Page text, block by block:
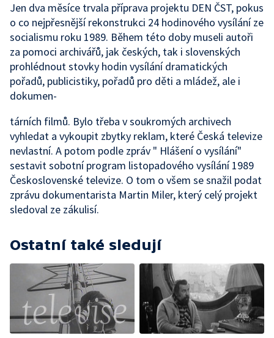
Jen dva měsíce trvala příprava projektu DEN ČST, pokus
o co nejpřesnější rekonstrukci 24 hodinového vysílání ze
socialismu roku 1989. Během této doby museli autoři
za pomoci archivářů, jak českých, tak i slovenských
prohlédnout stovky hodin vysílání dramatických
pořadů, publicistiky, pořadů pro děti a mládež, ale i
dokumen-
tárních filmů. Bylo třeba v soukromých archivech
vyhledat a vykoupit zbytky reklam, které Česká televize
nevlastní. A potom podle zpráv " Hlášení o vysílání"
sestavit sobotní program listopadového vysílání 1989
Československé televize. O tom o všem se snažil podat
zprávu dokumentarista Martin Miler, který celý projekt
sledoval ze zákulisí.
Ostatní také sledují